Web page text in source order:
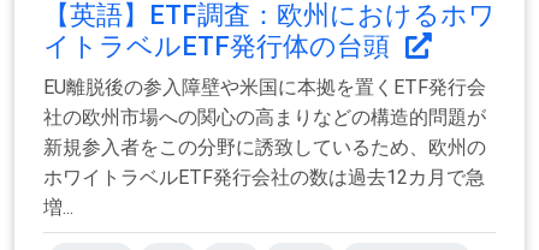
【英語】ETF調査：欧州におけるホワ
イトラベルETF発行体の台頭
EU離脱後の参入障壁や米国に本拠を置くETF発行会
社の欧州市場への関心の高まりなどの構造的問題が
新規参入者をこの分野に誘致しているため、欧州の
ホワイトラベルETF発行会社の数は過去12カ月で急
増...